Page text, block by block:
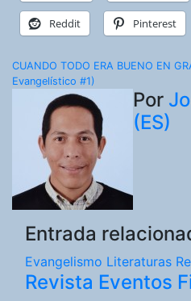
Reddit Pinterest
Navegación
entradas
CUANDO TODO ERA BUENO EN
Evangelístico #1)
Por
(ES)
Entrada
Evangelismo Literaturas
Revista Eventos